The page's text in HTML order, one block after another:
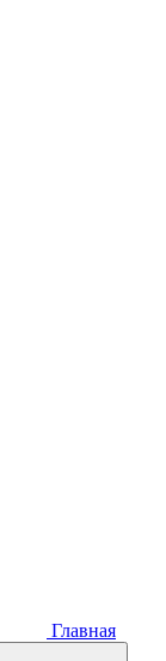
Главная